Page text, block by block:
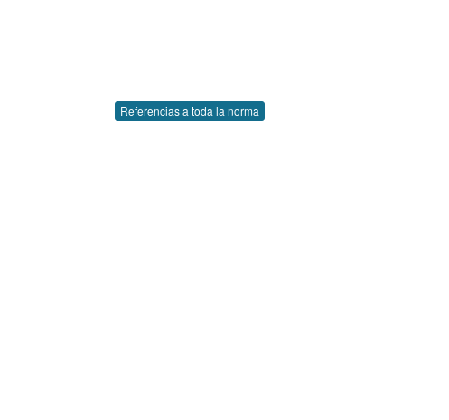
Referencias a toda la norma